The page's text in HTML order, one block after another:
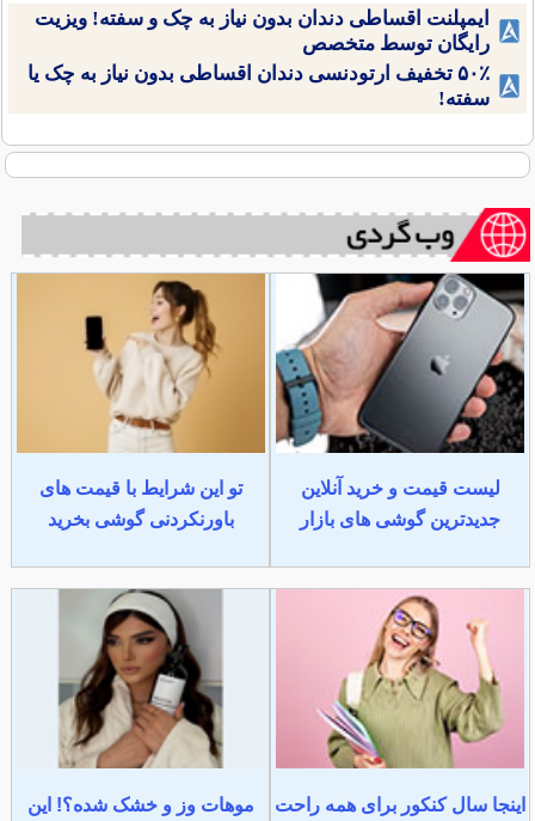
ایمپلنت اقساطی دندان بدون نیاز به چک و سفته! ویزیت
رایگان توسط متخصص
۵۰٪ تخفیف ارتودنسی دندان اقساطی بدون نیاز به چک یا
سفته!
لیست قیمت و خرید آنلاین
جدیدترین گوشی های بازار
تو این شرایط با قیمت های
باورنکردنی گوشی بخرید
اینجا سال کنکور برای همه راحت
موهات وز و خشک شده؟! این